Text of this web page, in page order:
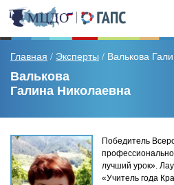
ПРОГРАММЫ
АКАДЕМСИТИ (УЧЕБНЫЙ ЦЕНТР)
НОВОСТИ
Главная / Эксперты / Валькова
Валькова
Галина Николаевна
Победитель
лучший урок».
«Учитель года